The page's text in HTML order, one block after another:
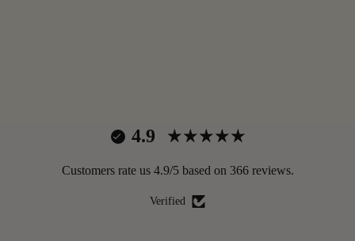
4.9
Customers rate us 4.9/5 based on 366 reviews.
Verified